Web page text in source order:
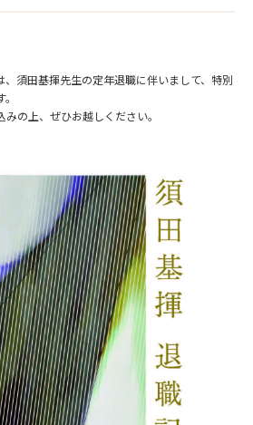
須田基揮先生の定年退職に伴いまして、特別
みの上、ぜひお越しください。